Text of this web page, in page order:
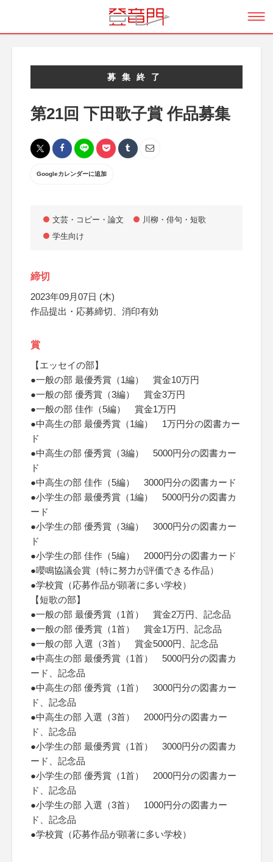
募集終了
第21回 下田歌子賞 作品募集
Googleカレンダーに追加
文芸・コピー・論文
川柳・俳句・短歌
学生向け
締切
2023年09月07日 (木)
作品提出・応募締切、消印有効
賞
【エッセイの部】
●一般の部 最優秀賞（1編） 賞金10万円
●一般の部 優秀賞（3編） 賞金3万円
●一般の部 佳作（5編） 賞金1万円
●中高生の部 最優秀賞（1編） 1万円分の図書カー
ド
●中高生の部 優秀賞（3編） 5000円分の図書カー
ド
●中高生の部 佳作（5編） 3000円分の図書カード
●小学生の部 最優秀賞（1編） 5000円分の図書カ
ード
●小学生の部 優秀賞（3編） 3000円分の図書カー
ド
●小学生の部 佳作（5編） 2000円分の図書カード
●嚶鳴協議会賞（特に努力が評価できる作品）
●学校賞（応募作品が顕著に多い学校）
【短歌の部】
●一般の部 最優秀賞（1首） 賞金2万円、記念品
●一般の部 優秀賞（1首） 賞金1万円、記念品
●一般の部 入選（3首） 賞金5000円、記念品
●中高生の部 最優秀賞（1首） 5000円分の図書カ
ード、記念品
●中高生の部 優秀賞（1首） 3000円分の図書カー
ド、記念品
●中高生の部 入選（3首） 2000円分の図書カー
ド、記念品
●小学生の部 最優秀賞（1首） 3000円分の図書カ
ード、記念品
●小学生の部 優秀賞（1首） 2000円分の図書カー
ド、記念品
●小学生の部 入選（3首） 1000円分の図書カー
ド、記念品
●学校賞（応募作品が顕著に多い学校）